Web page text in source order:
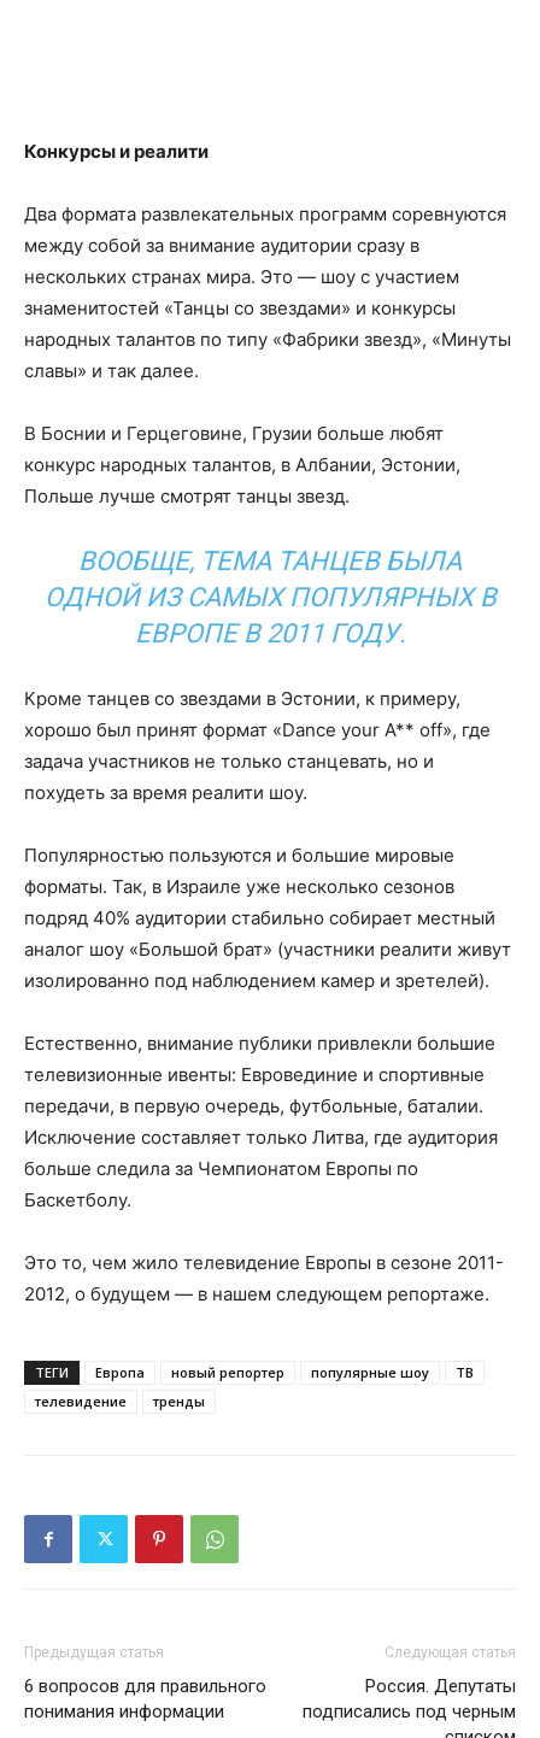
Конкурсы и реалити
Два формата развлекательных программ соревнуются
между собой за внимание аудитории сразу в
нескольких странах мира. Это — шоу с участием
знаменитостей «Танцы со звездами» и конкурсы
народных талантов по типу «Фабрики звезд», «Минуты
славы» и так далее.
В Боснии и Герцеговине, Грузии больше любят
конкурс народных талантов, в Албании, Эстонии,
Польше лучше смотрят танцы звезд.
ВООБЩЕ, ТЕМА ТАНЦЕВ БЫЛА
ОДНОЙ ИЗ САМЫХ ПОПУЛЯРНЫХ В
ЕВРОПЕ В 2011 ГОДУ.
Кроме танцев со звездами в Эстонии, к примеру,
хорошо был принят формат «Dance your A** off», где
задача участников не только станцевать, но и
похудеть за время реалити шоу.
Популярностью пользуются и большие мировые
форматы. Так, в Израиле уже несколько сезонов
подряд 40% аудитории стабильно собирает местный
аналог шоу «Большой брат» (участники реалити живут
изолированно под наблюдением камер и зретелей).
Естественно, внимание публики привлекли большие
телевизионные ивенты: Евровединие и спортивные
передачи, в первую очередь, футбольные, баталии.
Исключение составляет только Литва, где аудитория
больше следила за Чемпионатом Европы по
Баскетболу.
Это то, чем жило телевидение Европы в сезоне 2011-
2012, о будущем — в нашем следующем репортаже.
ТЕГИ Европа новый репортер популярные шоу
ТВ
телевидение
тренды
Предыдущая статья
6 вопросов для правильного
понимания информации
Следующая статья
Россия. Депутаты
подписались под черным